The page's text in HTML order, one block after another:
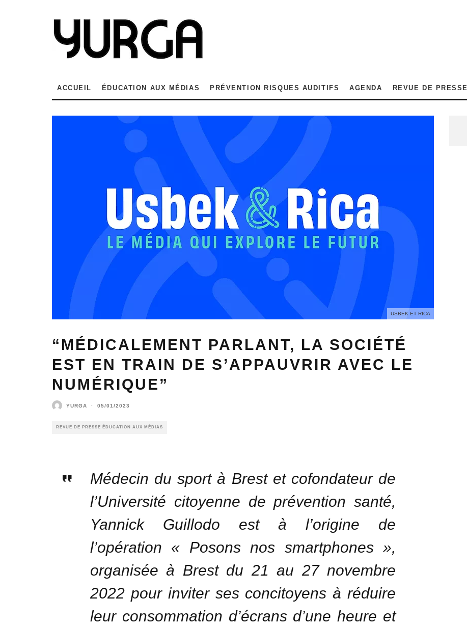
ACCUEIL ÉDUCATION AUX MÉDIAS PRÉVENTION RISQUES AUDITIFS AGENDA REVUE DE PRESSE
USBEK ET RICA
“MÉDICALEMENT PARLANT, LA SOCIÉTÉ
EST EN TRAIN DE S’APPAUVRIR AVEC LE
NUMÉRIQUE”
YURGA · 05/01/2023
REVUE DE PRESSE ÉDUCATION AUX MÉDIAS
Médecin du sport à Brest et cofondateur de
l’Université citoyenne de prévention santé,
Yannick Guillodo est à l’origine de
l’opération « Posons nos smartphones »,
organisée à Brest du 21 au 27 novembre
2022 pour inviter ses concitoyens à réduire
leur consommation d’écrans d’une heure et